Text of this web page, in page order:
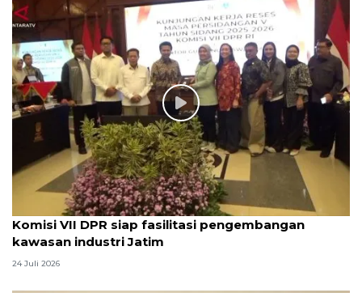
Komisi VII DPR siap fasilitasi pengembangan
kawasan industri Jatim
24 Juli 2026